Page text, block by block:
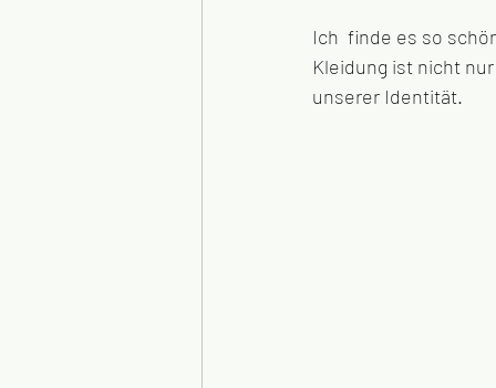
Ich  finde es so
Kleidung ist nicht
unserer Identität.